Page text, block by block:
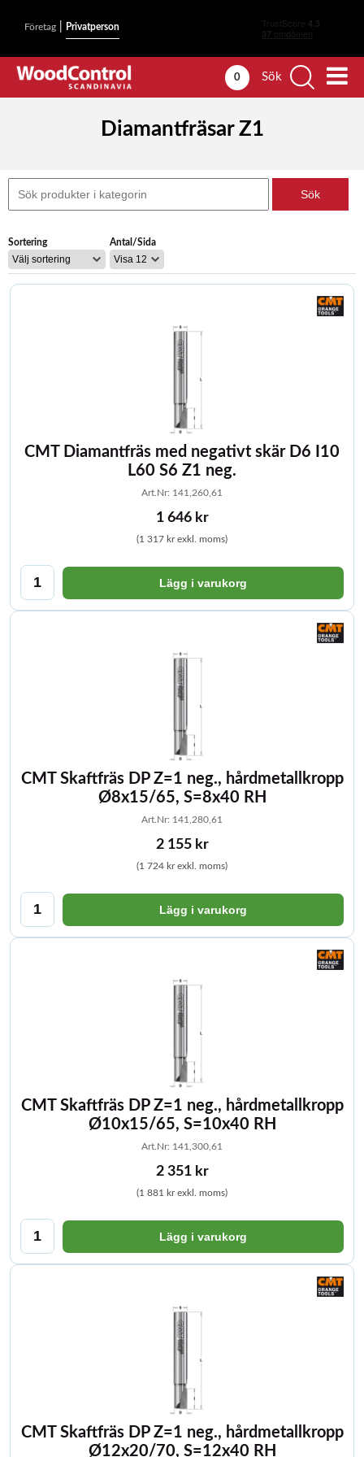
Företag Privatperson
0 Sök
Diamantfräsar Z1
Sortering Antal/Sida
CMT Diamantfräs med negativt skär D6 I10
L60 S6 Z1 neg.
Art.Nr: 141,260,61
1 646 kr
(1 317 kr exkl. moms)
Lägg i varukorg
CMT Skaftfräs DP Z=1 neg., hårdmetallkropp
Ø8x15/65, S=8x40 RH
Art.Nr: 141,280,61
2 155 kr
(1 724 kr exkl. moms)
Lägg i varukorg
CMT Skaftfräs DP Z=1 neg., hårdmetallkropp
Ø10x15/65, S=10x40 RH
Art.Nr: 141,300,61
2 351 kr
(1 881 kr exkl. moms)
Lägg i varukorg
CMT Skaftfräs DP Z=1 neg., hårdmetallkropp
Ø12x20/70, S=12x40 RH